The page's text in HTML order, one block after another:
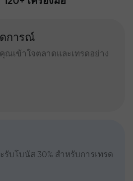
การณ์
ณเข้าใจตลาดและเทรดอย่าง
รับโบนัส 30% สำหรับการเทรด